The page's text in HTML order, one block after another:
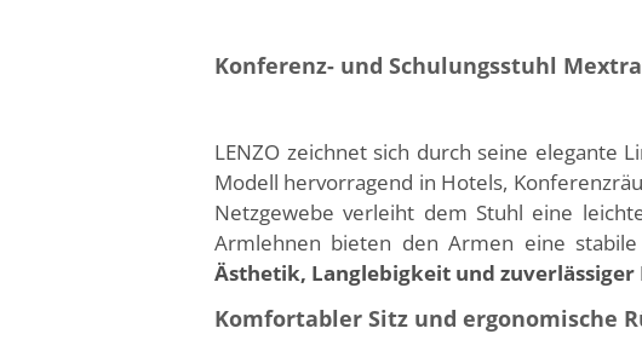
Konferenz- und Schulungsstuhl Mextra
LENZO zeichnet sich durch seine elegante
Modell hervorragend in Hotels,
Netzgewebe verleiht dem Stuhl eine
Armlehnen bieten den Armen eine stabile
Ästhetik, Langlebigkeit und
Komfortabler Sitz und ergonomische